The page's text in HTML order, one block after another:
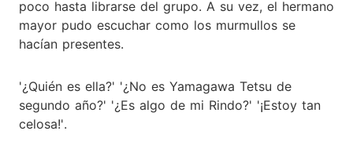
poco hasta librarse del grupo. A su vez, el hermano
mayor pudo escuchar como los murmullos se
hacían presentes.
'¿Quién es ella?' '¿No es Yamagawa Tetsu de
segundo año?' '¿Es algo de mi Rindo?' '¡Estoy tan
celosa!'.